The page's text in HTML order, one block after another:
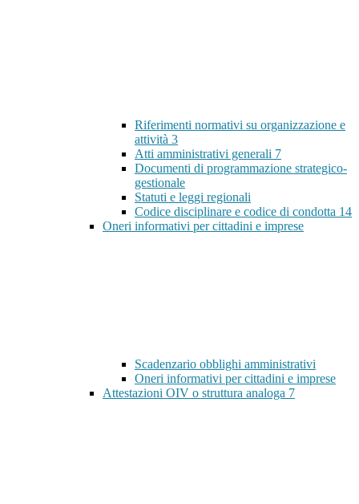
Riferimenti normativi su organizzazione e
attività 3
Atti amministrativi generali 7
Documenti di programmazione strategico-
gestionale
Statuti e leggi regionali
Codice disciplinare e codice di condotta 14
Oneri informativi per cittadini e imprese
Scadenzario obblighi amministrativi
Oneri informativi per cittadini e imprese
Attestazioni OIV o struttura analoga 7